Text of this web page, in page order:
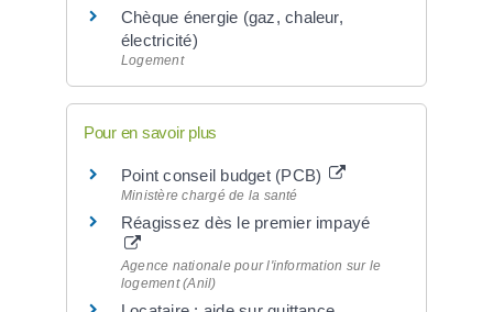
Chèque énergie (gaz, chaleur,
électricité)
Logement
Pour en savoir plus
Point conseil budget (PCB)
Ministère chargé de la santé
Réagissez dès le premier impayé
Agence nationale pour l'information sur le
logement (Anil)